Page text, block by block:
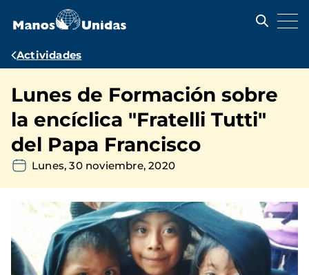
contenido
Ruta
navegación
Actividades
Lunes de Formación sobre
la encíclica "Fratelli Tutti"
del Papa Francisco
Lunes, 30 noviembre, 2020